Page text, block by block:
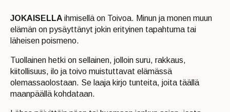
JOKAISELLA ihmisellä on Toivoa. Minun ja monen muun
elämän on pysäyttänyt jokin erityinen tapahtuma tai
läheisen poismeno.
Tuollainen hetki on sellainen, jolloin suru, rakkaus,
kiitollisuus, ilo ja toivo muistuttavat elämässä
olemassaolostaan. Se laaja kirjo tunteita, joita täällä
maanpäällä kohdataan.